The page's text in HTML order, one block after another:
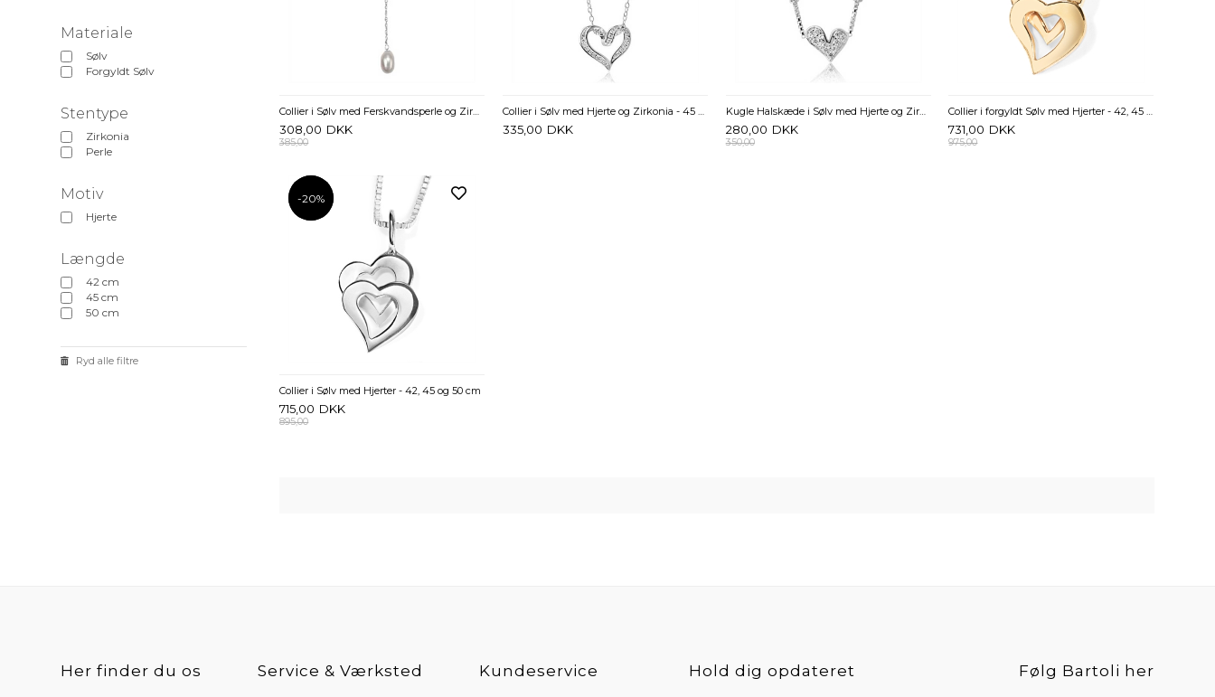
Materiale
Sølv
Forgyldt Sølv
Stentype
Zirkonia
Perle
Motiv
Hjerte
Længde
42 cm
45 cm
50 cm
Ryd alle filtre
Collier i Sølv med Ferskvandsperle og Zirkonia - 45 cm
308,00 DKK
385,00
Collier i Sølv med Hjerte og Zirkonia - 45 cm
335,00 DKK
Kugle Halskæde i Sølv med Hjerte og Zirkonia - 45 cm
280,00 DKK
350,00
Collier i forgyldt Sølv med Hjerter - 42, 45 og 50 cm
731,00 DKK
975,00
-20%
-20%
Collier i Sølv med Hjerter - 42, 45 og 50 cm
715,00 DKK
895,00
Her finder du os Service & Værksted Kundeservice Hold dig opdateret Følg Bartoli her